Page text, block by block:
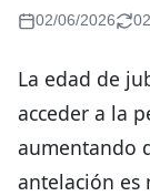
02/06/2026
La edad de
acceder a la
aumentando
antelación es